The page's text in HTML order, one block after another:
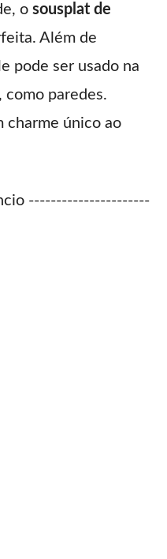
o sousplat de
Além de
pode ser usado na
como paredes.
charme único ao
----------------------